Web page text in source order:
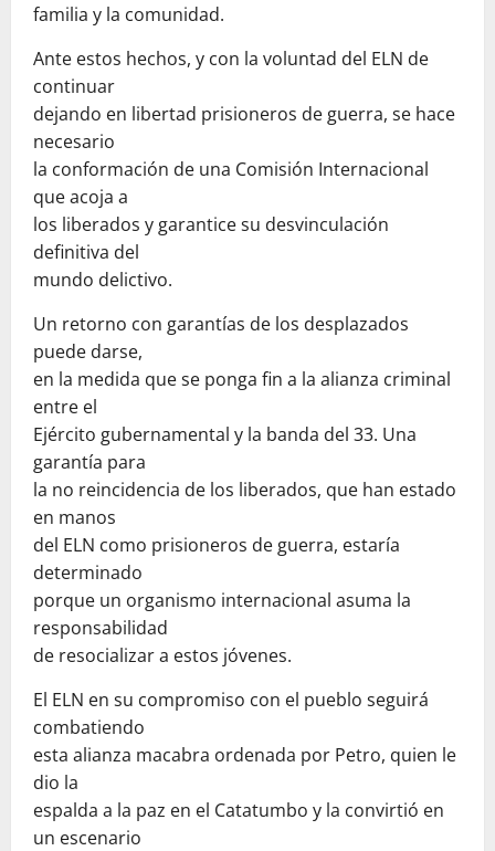
familia y la comunidad.
Ante estos hechos, y con la voluntad del ELN de
continuar
dejando en libertad prisioneros de guerra, se hace
necesario
la conformación de una Comisión Internacional
que acoja a
los liberados y garantice su desvinculación
definitiva del
mundo delictivo.
Un retorno con garantías de los desplazados
puede darse,
en la medida que se ponga fin a la alianza criminal
entre el
Ejército gubernamental y la banda del 33. Una
garantía para
la no reincidencia de los liberados, que han estado
en manos
del ELN como prisioneros de guerra, estaría
determinado
porque un organismo internacional asuma la
responsabilidad
de resocializar a estos jóvenes.
El ELN en su compromiso con el pueblo seguirá
combatiendo
esta alianza macabra ordenada por Petro, quien le
dio la
espalda a la paz en el Catatumbo y la convirtió en
un escenario